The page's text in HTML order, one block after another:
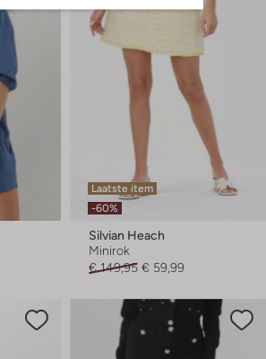
Laatste item
-60%
Silvian Heach
Minirok
€ 149,95 € 59,99